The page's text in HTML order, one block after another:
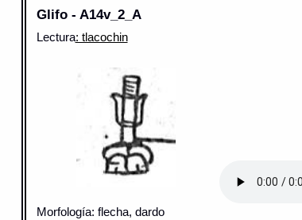
Glifo - A14v_2_A
Lectura: tlacochin
Morfología: flecha, dardo